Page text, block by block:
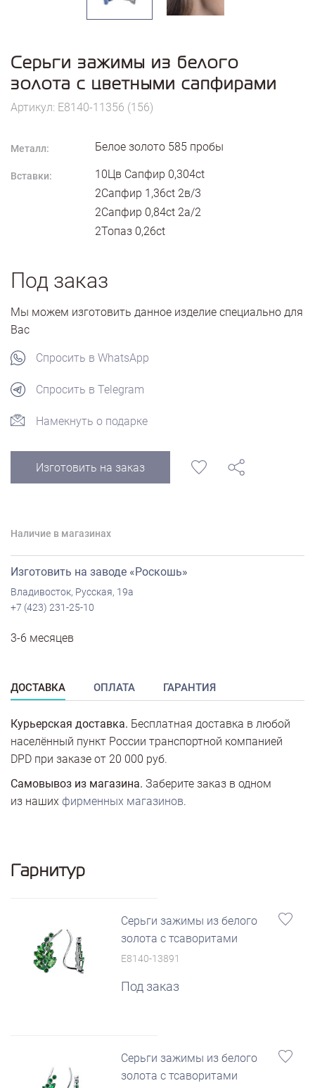
Серьги зажимы из белого
золота с цветными сапфирами
Артикул: E8140-11356 (156)
Металл: Белое золото 585 пробы
Вставки:
10Цв Сапфир 0,304ct
2Сапфир 1,36ct 2в/3
2Сапфир 0,84ct 2а/2
2Топаз 0,26ct
Под заказ
Мы можем изготовить данное изделие специально для
Вас
Спросить в WhatsApp
Спросить в Telegram
Намекнуть о подарке
Изготовить на заказ
Наличие в магазинах
Изготовить на заводе «Роскошь»
Владивосток, Русская, 19а
+7 (423) 231-25-10
3-6 месяцев
ДОСТАВКА ОПЛАТА ГАРАНТИЯ
Курьерская доставка. Бесплатная доставка в любой
населённый пункт России транспортной компанией
DPD при заказе от 20 000 руб.
Самовывоз из магазина. Заберите заказ в одном
из наших фирменных магазинов.
Гарнитур
Серьги зажимы из белого
золота с тсаворитами
E8140-13891
Под заказ
Серьги зажимы из белого
золота с тсаворитами